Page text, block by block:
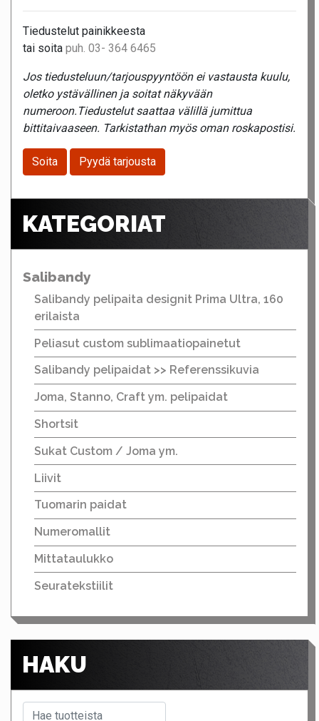
Tiedustelut painikkeesta
tai soita puh. 03- 364 6465
Jos tiedusteluun/tarjouspyyntöön ei vastausta kuulu,
oletko ystävällinen ja soitat näkyvään
numeroon.Tiedustelut saattaa välillä jumittua
bittitaivaaseen. Tarkistathan myös oman roskapostisi.
Soita Pyydä tarjousta
KATEGORIAT
Salibandy
Salibandy pelipaita designit Prima Ultra, 160
erilaista
Peliasut custom sublimaatiopainetut
Salibandy pelipaidat >> Referenssikuvia
Joma, Stanno, Craft ym. pelipaidat
Shortsit
Sukat Custom / Joma ym.
Liivit
Tuomarin paidat
Numeromallit
Mittataulukko
Seuratekstiilit
HAKU